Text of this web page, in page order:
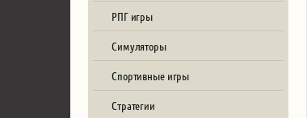
РПГ игры
Симуляторы
Спортивные игры
Стратегии